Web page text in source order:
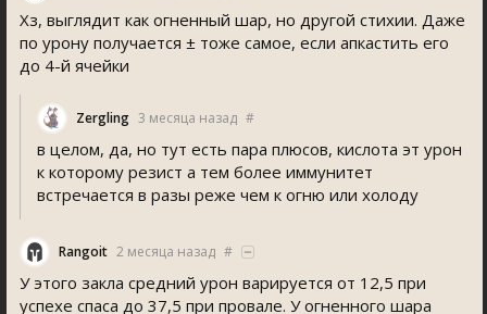
Хз, выглядит как огненный шар, но другой стихии. Даже
по урону получается ± тоже самое, если апкастить его
до 4-й ячейки
Zergling 3 месяца назад #
в целом, да, но тут есть пара плюсов, кислота эт урон
к которому резист а тем более иммунитет
встречается в разы реже чем к огню или холоду
Rangoit 2 месяца назад #
У этого закла средний урон варируется от 12,5 при
успехе спаса до 37,5 при провале. У огненного шара